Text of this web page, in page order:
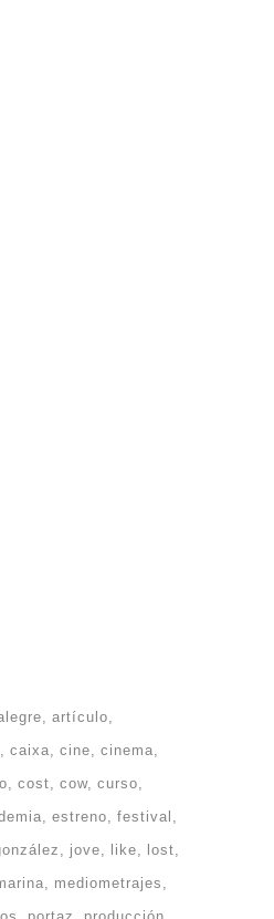
artículo
caixa cine
cinema
cost cow curso
estreno
festival
jove like
lost
mediometrajes